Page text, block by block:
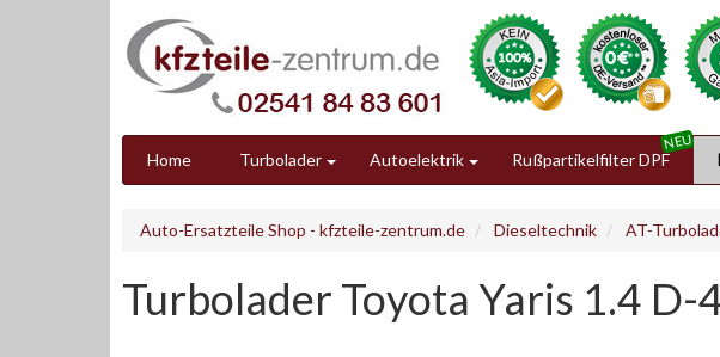
Home Turbolader Autoelektrik Rußpartikelfilter DPF
Auto-Ersatzteile Shop - kfzteile-zentrum.de Dieseltechnik AT-
Turbolader Toyota Yaris 1.4 D-